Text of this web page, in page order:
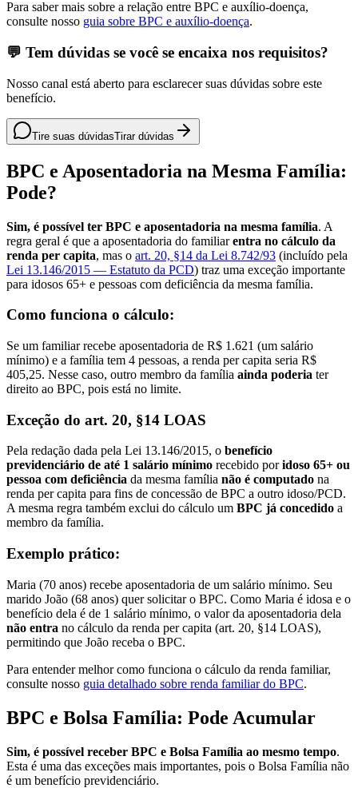
Para saber mais sobre a relação entre BPC e auxílio-doença,
consulte nosso guia sobre BPC e auxílio-doença.
💬 Tem dúvidas se você se encaixa nos requisitos?
Nosso canal está aberto para esclarecer suas dúvidas sobre este
benefício.
Tire suas dúvidasTirar dúvidas
BPC e Aposentadoria na Mesma Família:
Pode?
Sim, é possível ter BPC e aposentadoria na mesma família. A
regra geral é que a aposentadoria do familiar entra no cálculo da
renda per capita, mas o art. 20, §14 da Lei 8.742/93 (incluído pela
Lei 13.146/2015 — Estatuto da PCD) traz uma exceção importante
para idosos 65+ e pessoas com deficiência da mesma família.
Como funciona o cálculo:
Se um familiar recebe aposentadoria de R$ 1.621 (um salário
mínimo) e a família tem 4 pessoas, a renda per capita seria R$
405,25. Nesse caso, outro membro da família ainda poderia ter
direito ao BPC, pois está no limite.
Exceção do art. 20, §14 LOAS
Pela redação dada pela Lei 13.146/2015, o benefício
previdenciário de até 1 salário mínimo recebido poridoso 65+ ou
pessoa com deficiência da mesma família não é computado na
renda per capita para fins de concessão de BPC a outro idoso/PCD.
A mesma regra também exclui do cálculo um BPC já concedido a
membro da família.
Exemplo prático:
Maria (70 anos) recebe aposentadoria de um salário mínimo. Seu
marido João (68 anos) quer solicitar o BPC. Como Maria é idosa e o
benefício dela é de 1 salário mínimo, o valor da aposentadoria dela
não entra no cálculo da renda per capita (art. 20, §14 LOAS),
permitindo que João receba o BPC.
Para entender melhor como funciona o cálculo da renda familiar,
consulte nosso guia detalhado sobre renda familiar do BPC.
BPC e Bolsa Família: Pode Acumular
Sim, é possível receber BPC e Bolsa Família ao mesmo tempo.
Esta é uma das exceções mais importantes, pois o Bolsa Família não
é um benefício previdenciário.